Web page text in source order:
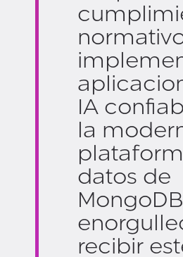
IA
la
datos de
recibir